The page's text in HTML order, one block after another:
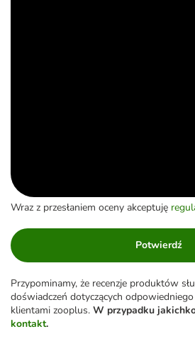
Wraz z przesłaniem oceny akceptuję
Potwierdź
Przypominamy, że recenzje produktów
doświadczeń dotyczących
klientami zooplus. W przypadku
kontakt.